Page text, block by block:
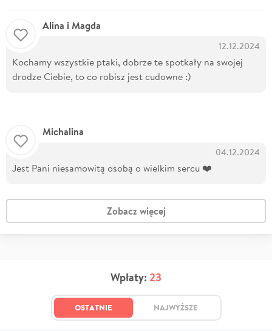
Alina i Magda
12.12.2024
Kochamy wszystkie ptaki, dobrze te spotkały na swojej
drodze Ciebie, to co robisz jest cudowne :)
Michalina
04.12.2024
Jest Pani niesamowitą osobą o wielkim sercu ❤️
Zobacz więcej
Wpłaty: 23
OSTATNIE NAJWYŻSZE